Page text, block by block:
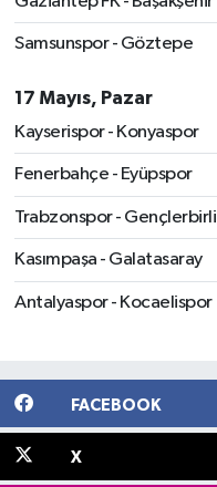
Samsunspor - Göztepe
17 Mayıs, Pazar
Kayserispor - Konyaspor
Fenerbahçe - Eyüpspor
Trabzonspor -
Kasımpaşa - Galatasaray
Antalyaspor - Kocaelispor
FACEBOOK
X